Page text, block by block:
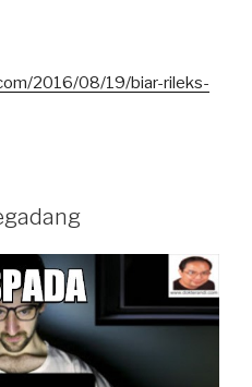
2016/08/19/biar-rileks-